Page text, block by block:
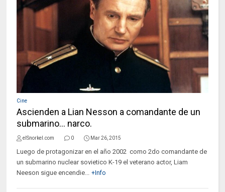
Cine
Ascienden a Lian Nesson a comandante de un
submarino... narco.
elSnorkel.com 0 Mar 26, 2015
Luego de protagonizar en el año 2002 como 2do comandante de
un submarino nuclear sovietico K-19 el veterano actor, Liam
Neeson sigue encendie... +Info